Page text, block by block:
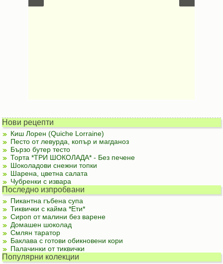
Нови рецепти
Киш Лорен (Quiche Lorraine)
Песто от левурда, копър и магданоз
Бързо бутер тесто
Торта *ТРИ ШОКОЛАДА* - Без печене
Шоколадови снежни топки
Шарена, цветна салата
Чубренки с извара
Последно изпробвани
Пикантна гъбена супа
Тиквички с кайма *Ети*
Сироп от малини без варене
Домашен шоколад
Смлян таратор
Баклава с готови обикновени кори
Палачинки от тиквички
Популярни колекции